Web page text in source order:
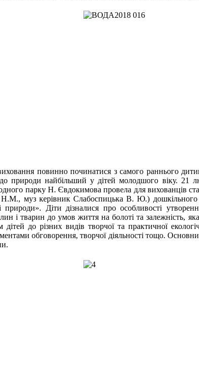
повинно починатися з самого раннього
природи найбільший у дітей молодшого віку. 21
парку Н. Євдокимова провела для вихованців
муз керівник Слабоспицька В. Ю.) дошкільного
природи». Діти дізналися про особливості
і тварин до умов життя на болоті та залежність,
дітей до різних видів творчої та практичної
обговорення, творчої діяльності тощо.